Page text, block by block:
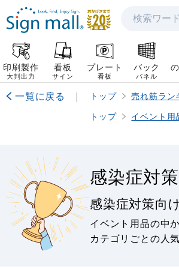
検索
印刷製作
大判出力
看板
サイン
プレート
看板
バック
パネル
一覧に戻る | トップ 売れ筋ラン
トップ
イベント用
感染症対
感染症対策向
イベント用品の中
カテゴリごとの人